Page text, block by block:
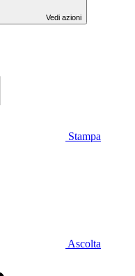
Vedi azioni
Stampa
Ascolta